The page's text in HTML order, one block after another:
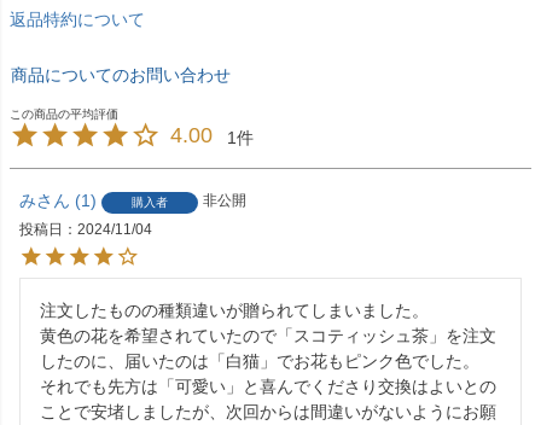
返品特約について
商品についてのお問い合わせ
4.00 1
み 1 購入者
非公開
投稿日
2024/11/04
注文したものの種類違いが贈られてしまいました。
黄色の花を希望されていたので「スコティッシュ茶」を注文
したのに、届いたのは「白猫」でお花もピンク色でした。
それでも先方は「可愛い」と喜んでくださり交換はよいとの
ことで安堵しましたが、次回からは間違いがないようにお願